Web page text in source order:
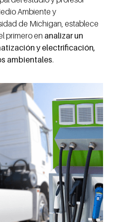
Ambiente y
de Michigan, establece
primero en analizar un
y electrificación,
ambientales.